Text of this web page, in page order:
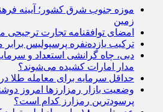
موزه جنوب شرق کشور؛ آیینه
زمین
امضای توافقنامه تجارت ترجیحی
ترکیب یازده‌نفره پرسپولیس برابر
دبی، چاه گرانشی استعداد و
مدار امارات کشیده می‌شوند؟
حداقل سرمایه برای معامله طلا
پرسودترین رمزارز کدام است؟